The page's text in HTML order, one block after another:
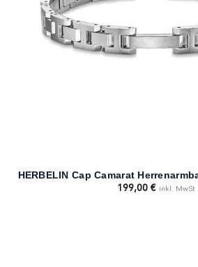
HERBELIN Cap Camarat
199,00 € inkl. MwSt